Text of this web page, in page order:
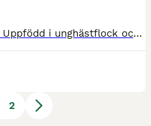
Ettårshingst avlad för dressyr. Uppfödd i unghästflock och bör nu säljas till satsande om man önskar hålla honom som hingst. Utställd och fick första klass i finska Hippos utställningen 2025. Korrekt
2